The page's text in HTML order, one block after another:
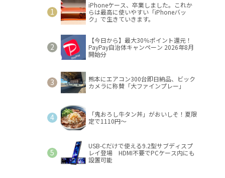
iPhoneケース、卒業しました。これか
らは最高に使いやすい「iPhoneバッ
ク」で生きていきます。
【今日から】最大30％ポイント還元！
PayPay自治体キャンペーン 2026年8月
開始分
熊本にエアコン300台即日納品、ビック
カメラに称賛「大ファインプレー」
「鬼おろし牛タン丼」がおいしそ！夏限
定で1110円～
USB-Cだけで使える9.2型サブディスプ
レイ登場 HDMI不要でPCケース内にも
設置可能